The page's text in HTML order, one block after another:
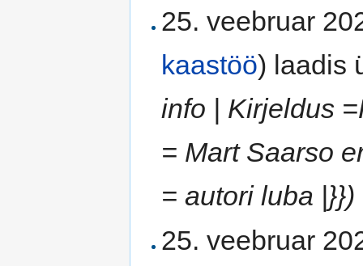
25. veebruar
kaastöö) laadis
info | Kirjeldus
= Mart Saarso
= autori luba |}})
25. veebruar